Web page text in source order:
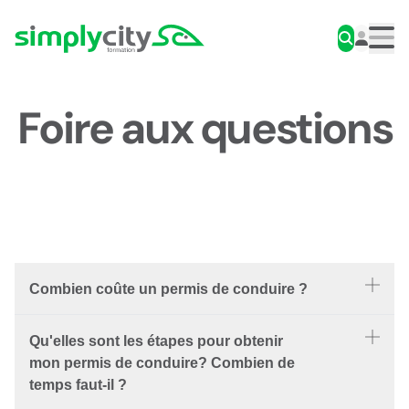
Simplycity
Foire aux questions
Combien coûte un permis de conduire ?
Les coûts du permis de conduire se partagent en 3
postes principaux :
Les frais administratifs du service cantonal des
Qu'elles sont les étapes pour obtenir
mon permis de conduire? Combien de
temps faut-il ?